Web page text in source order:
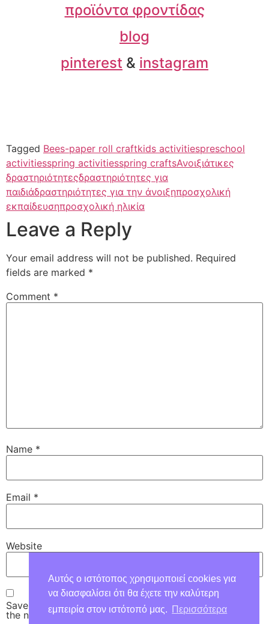
προϊόντα φροντίδας
blog
pinterest & instagram
Tagged Bees-paper roll craftkids activitiespreschool
activitiesspring activitiesspring craftsΑνοιξιάτικες
δραστηριότητεςδραστηριότητες για
παιδιάδραστηριότητες για την άνοιξηπροσχολική
εκπαίδευσηπροσχολική ηλικία
Leave a Reply
Your email address will not be published. Required
fields are marked *
Comment *
Name *
Email *
Website
Save my name, email, and website in this browser for
the next time I comment.
Αυτός ο ιστότοπος χρησιμοποιεί cookies για
να διασφαλίσει ότι θα έχετε την καλύτερη
εμπειρία στον ιστότοπό μας.
Περισσότερα